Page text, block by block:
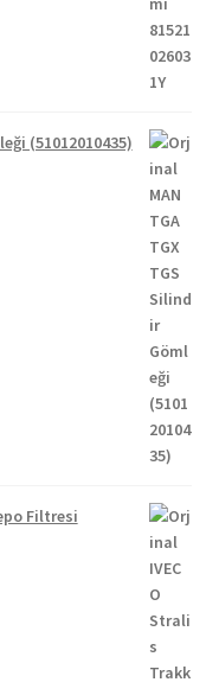
(51012010435)
Filtresi